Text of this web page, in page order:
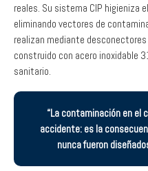
reales. Su sistema CIP higieniza
eliminando vectores de
realizan mediante
construido con acero inoxidable
sanitario.
“La contaminación en el
accidente: es la
nunca fueron